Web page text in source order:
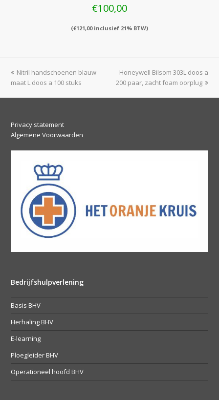
€100,00
(€121,00inclusief 21% BTW)
previous
post:
Nitril handschoenen blauw
maat L doos a 100 stuks
next
post:
Honeywell Bilsom 303L doos a
200 paar, zacht foam oorplug
Privacy statement
Algemene Voorwaarden
Bedrijfshulpverlening
Basis BHV
Herhaling BHV
E-learning
Ploegleider BHV
Operationeel hoofd BHV